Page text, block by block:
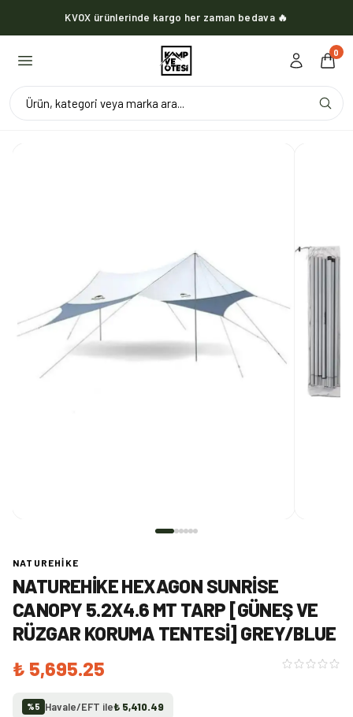
KVOX ürünlerinde kargo her zaman bedava 🔥
0
Ürün, kategori veya marka ara...
NATUREHIKE
NATUREHIKE HEXAGON SUNRISE
CANOPY 5.2X4.6 MT TARP [GÜNEŞ VE
RÜZGAR KORUMA TENTESI] GREY/BLUE
₺ 5,695.25
%5 Havale/EFT ile₺ 5,410.49